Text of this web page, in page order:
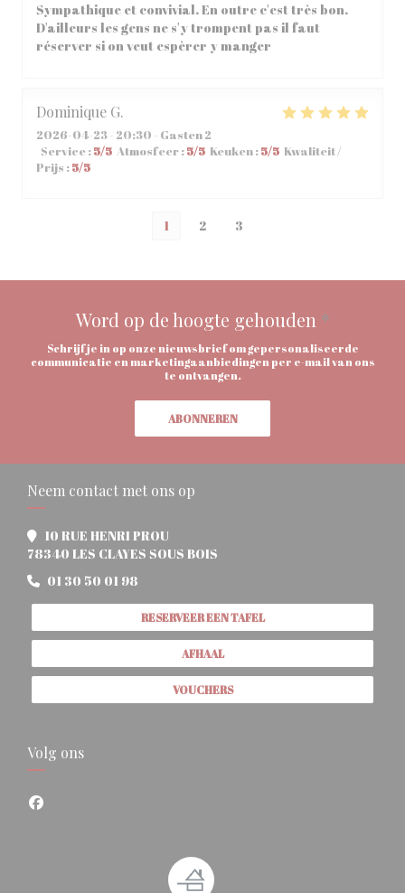
Sympathique et convivial. En outre c'est très bon.
D'ailleurs les gens ne s'y trompent pas il faut
réserver si on veut espèrer y manger
Dominique G
2026-04-23- 20:30 - Gasten 2
Service :5/5 Atmosfeer:5/5 Keuken:5/5 Kwaliteit /
Prijs :5/5
1 2 3
Word op de hoogte gehouden *
Schrijf je in op onze nieuwsbrief om gepersonaliseerde
communicatie en marketingaanbiedingen per e-mail van ons
te ontvangen.
ABONNEREN
Neem contact met ons op
10 RUE HENRI PROU
78340 LES CLAYES SOUS BOIS
01 30 50 01 98
RESERVEER EEN TAFEL
AFHAAL
VOUCHERS
Volg ons
Facebook ((opent in een nieuw venster))